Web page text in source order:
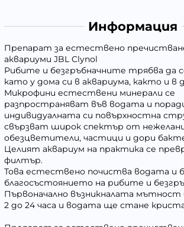
Информация
Препарат за естествено
аквариуми JBL Clynol
Рибите и безгръбначните трябва да
като у дома си в аквариума, както и в
Микрофини естествени минерали се
разпространяват във водата и
индивидуалната си повърхностна
свързват широк спектър от
обезцветители, частици и дори
Целият аквариум на практика се
филтър.
Това естествено почиства водата и
благосъстоянието на рибите и
Първоначално възникналата мътност
2 до 24 часа и водата ще стане